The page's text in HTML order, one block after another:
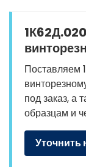
Поставляем
под заказ, а
образцам и
Уточнить